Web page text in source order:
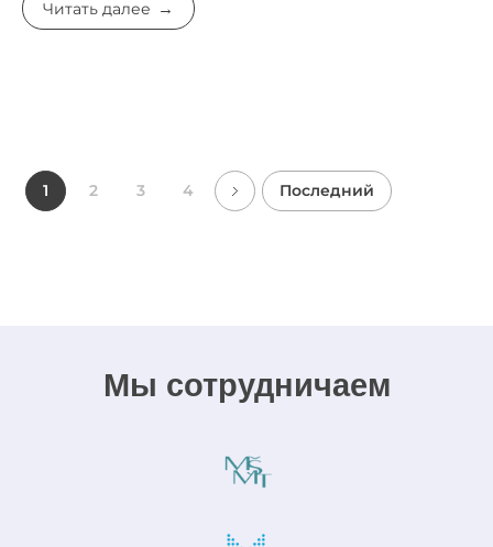
Читать далее
1 2 3 4 Последний
Мы сотрудничаем